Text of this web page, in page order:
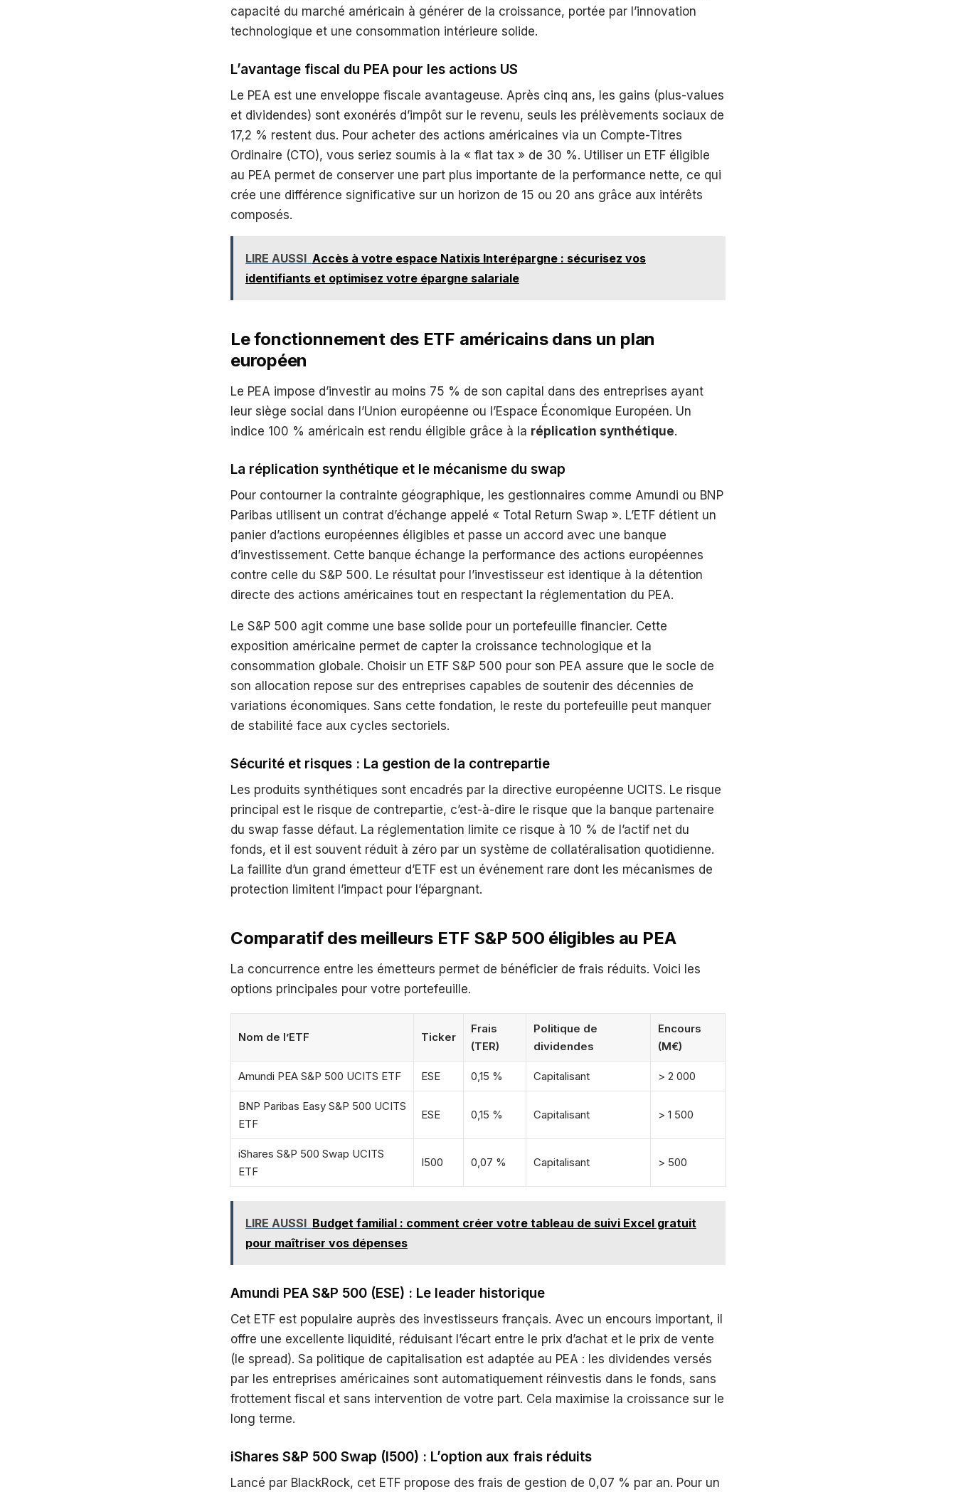
capacité du marché américain à générer de la croissance, portée par l’innovation
technologique et une consommation intérieure solide.
L’avantage fiscal du PEA pour les actions US
Le PEA est une enveloppe fiscale avantageuse. Après cinq ans, les gains (plus-values
et dividendes) sont exonérés d’impôt sur le revenu, seuls les prélèvements sociaux de
17,2 % restent dus. Pour acheter des actions américaines via un Compte-Titres
Ordinaire (CTO), vous seriez soumis à la « flat tax » de 30 %. Utiliser un ETF éligible
au PEA permet de conserver une part plus importante de la performance nette, ce qui
crée une différence significative sur un horizon de 15 ou 20 ans grâce aux intérêts
composés.
LIRE AUSSI Accès à votre espace Natixis Interépargne : sécurisez vos
identifiants et optimisez votre épargne salariale
Le fonctionnement des ETF américains dans un plan
européen
Le PEA impose d’investir au moins 75 % de son capital dans des entreprises ayant
leur siège social dans l’Union européenne ou l’Espace Économique Européen. Un
indice 100 % américain est rendu éligible grâce à la réplication synthétique.
La réplication synthétique et le mécanisme du swap
Pour contourner la contrainte géographique, les gestionnaires comme Amundi ou BNP
Paribas utilisent un contrat d’échange appelé « Total Return Swap ». L’ETF détient un
panier d’actions européennes éligibles et passe un accord avec une banque
d’investissement. Cette banque échange la performance des actions européennes
contre celle du S&P 500. Le résultat pour l’investisseur est identique à la détention
directe des actions américaines tout en respectant la réglementation du PEA.
Le S&P 500 agit comme une base solide pour un portefeuille financier. Cette
exposition américaine permet de capter la croissance technologique et la
consommation globale. Choisir un ETF S&P 500 pour son PEA assure que le socle de
son allocation repose sur des entreprises capables de soutenir des décennies de
variations économiques. Sans cette fondation, le reste du portefeuille peut manquer
de stabilité face aux cycles sectoriels.
Sécurité et risques : La gestion de la contrepartie
Les produits synthétiques sont encadrés par la directive européenne UCITS. Le risque
principal est le risque de contrepartie, c’est-à-dire le risque que la banque partenaire
du swap fasse défaut. La réglementation limite ce risque à 10 % de l’actif net du
fonds, et il est souvent réduit à zéro par un système de collatéralisation quotidienne.
La faillite d’un grand émetteur d’ETF est un événement rare dont les mécanismes de
protection limitent l’impact pour l’épargnant.
Comparatif des meilleurs ETF S&P 500 éligibles au PEA
La concurrence entre les émetteurs permet de bénéficier de frais réduits. Voici les
options principales pour votre portefeuille.
Nom de l’ETF Ticker
Frais
(TER)
Politique de
dividendes
Encours
(M€)
Amundi PEA S&P 500 UCITS ETF ESE 0,15 % Capitalisant > 2 000
BNP Paribas Easy S&P 500 UCITS
ETF
ESE 0,15 % Capitalisant > 1 500
iShares S&P 500 Swap UCITS
ETF
I500 0,07 % Capitalisant > 500
LIRE AUSSI Budget familial : comment créer votre tableau de suivi Excel gratuit
pour maîtriser vos dépenses
Amundi PEA S&P 500 (ESE) : Le leader historique
Cet ETF est populaire auprès des investisseurs français. Avec un encours important, il
offre une excellente liquidité, réduisant l’écart entre le prix d’achat et le prix de vente
(le spread). Sa politique de capitalisation est adaptée au PEA : les dividendes versés
par les entreprises américaines sont automatiquement réinvestis dans le fonds, sans
frottement fiscal et sans intervention de votre part. Cela maximise la croissance sur le
long terme.
iShares S&P 500 Swap (I500) : L’option aux frais réduits
Lancé par BlackRock, cet ETF propose des frais de gestion de 0,07 % par an. Pour un